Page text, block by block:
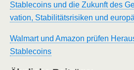
Sta­b­le­co­ins und die Zukunft des
va­ti­on, Sta­bi­li­täts­ri­si­ken und
Walm­art und Ama­zon prü­fen
Stablecoins